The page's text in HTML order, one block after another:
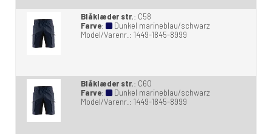
Blåklæder str.: C58
Farve:
Dunkel marineblau/schwarz
Model/Varenr.: 1449-1845-8999
Blåklæder str.: C60
Farve:
Dunkel marineblau/schwarz
Model/Varenr.: 1449-1845-8999